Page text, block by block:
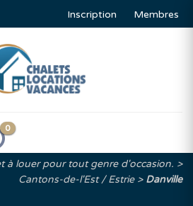
Inscription Membres
0
à louer pour tout genre d'occasion.
Cantons-de-l'Est / Estrie
Danville